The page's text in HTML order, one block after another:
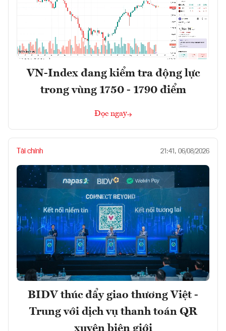
VN-Index đang kiểm tra động lực
trong vùng 1750 - 1790 điểm
Đọc ngay
Tài chính 21:41, 06/08/2026
BIDV thúc đẩy giao thương Việt -
Trung với dịch vụ thanh toán QR
xuyên biên giới